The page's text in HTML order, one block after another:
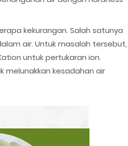
kekurangan. Salah satunya
air. Untuk masalah tersebut,
untuk pertukaran ion.
melunakkan kesadahan air